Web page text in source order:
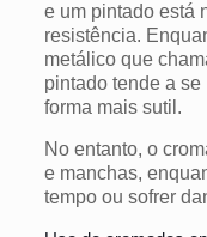
e um pintado está
resistência.
metálico que
pintado tende a
forma mais sutil.
No entanto, o
e manchas,
tempo ou sofrer